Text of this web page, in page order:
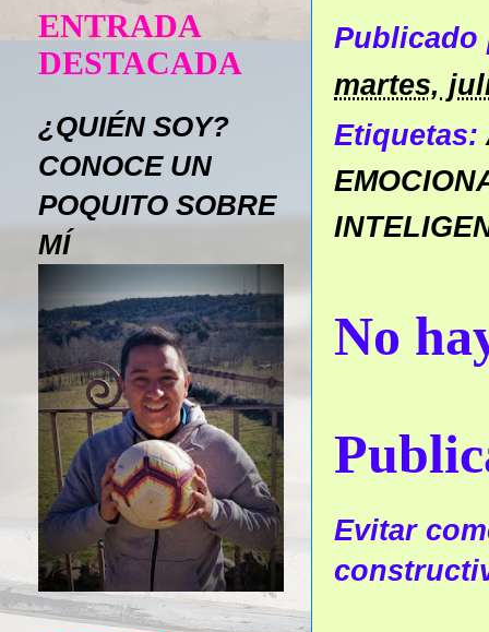
martes,
Etiquetas:
No
Evitar
ENTRADA
DESTACADA
¿QUIÉN SOY?
CONOCE UN
POQUITO SOBRE
MÍ